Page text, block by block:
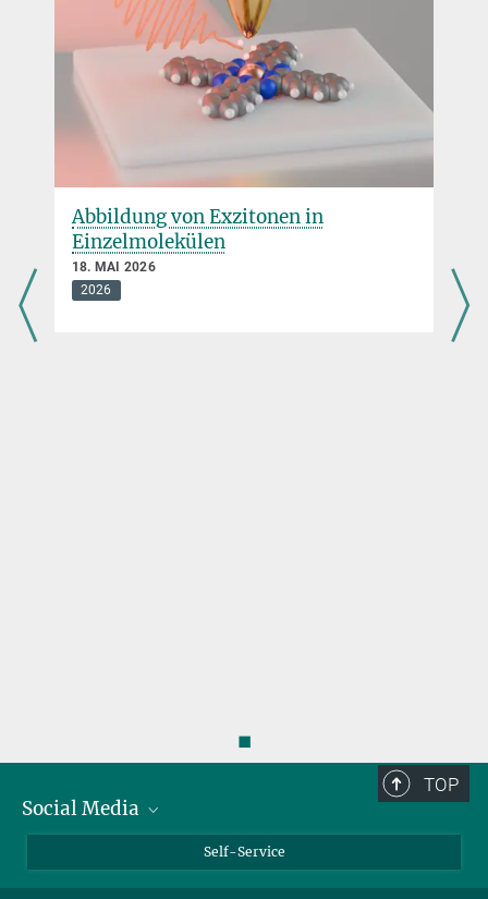
Abbildung von Exzitonen in
Einzelmolekülen
18. MAI 2026
2026
◼
TOP
Social Media
Self-Service